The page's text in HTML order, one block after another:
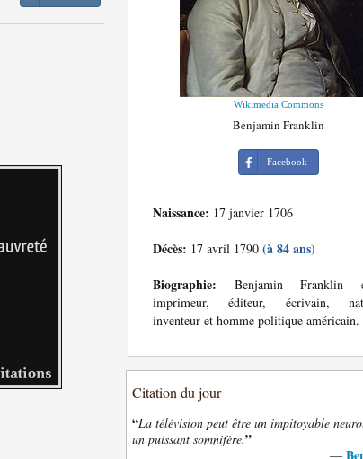
Wikimedia Commons
Benjamin Franklin
Facebook
Naissance: 17 janvier 1706
Décès: 17 avril 1790 (à 84 ans)
Biographie: Benjamin Franklin
imprimeur, éditeur, écrivain,
inventeur et homme politique américain.
Citation du jour
“La télévision peut être un impitoyable
un puissant somnifère.”
—